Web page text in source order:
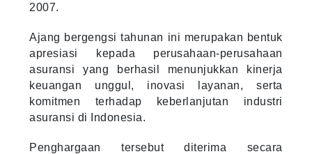
2007.
Ajang bergengsi tahunan ini merupakan bentuk
apresiasi kepada perusahaan-perusahaan
asuransi yang berhasil menunjukkan kinerja
keuangan unggul, inovasi layanan, serta
komitmen terhadap keberlanjutan industri
asuransi di Indonesia.
Penghargaan tersebut diterima secara